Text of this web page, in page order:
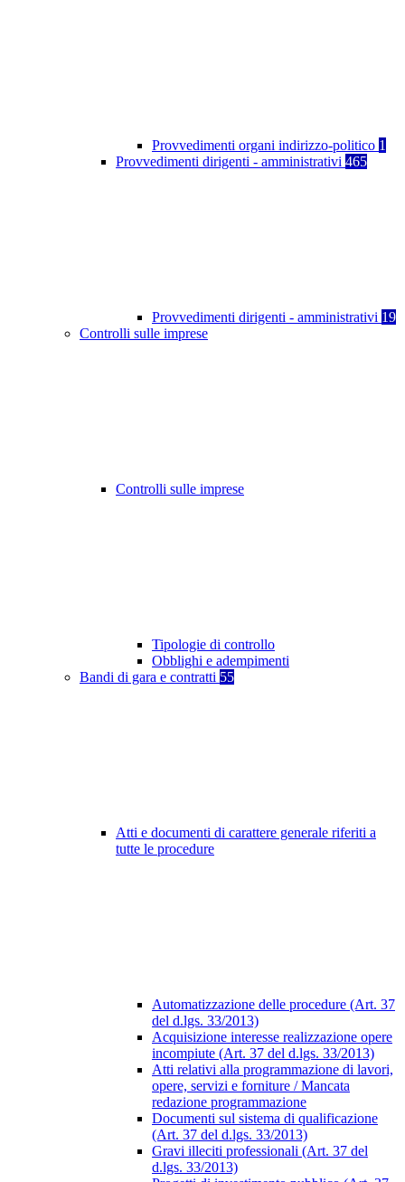
Provvedimenti organi indirizzo-politico 1
Provvedimenti dirigenti - amministrativi 465
Provvedimenti dirigenti - amministrativi 19
Controlli sulle imprese
Controlli sulle imprese
Tipologie di controllo
Obblighi e adempimenti
Bandi di gara e contratti 55
Atti e documenti di carattere generale riferiti a
tutte le procedure
Automatizzazione delle procedure (Art. 37
del d.lgs. 33/2013)
Acquisizione interesse realizzazione opere
incompiute (Art. 37 del d.lgs. 33/2013)
Atti relativi alla programmazione di lavori,
opere, servizi e forniture / Mancata
redazione programmazione
Documenti sul sistema di qualificazione
(Art. 37 del d.lgs. 33/2013)
Gravi illeciti professionali (Art. 37 del
d.lgs. 33/2013)